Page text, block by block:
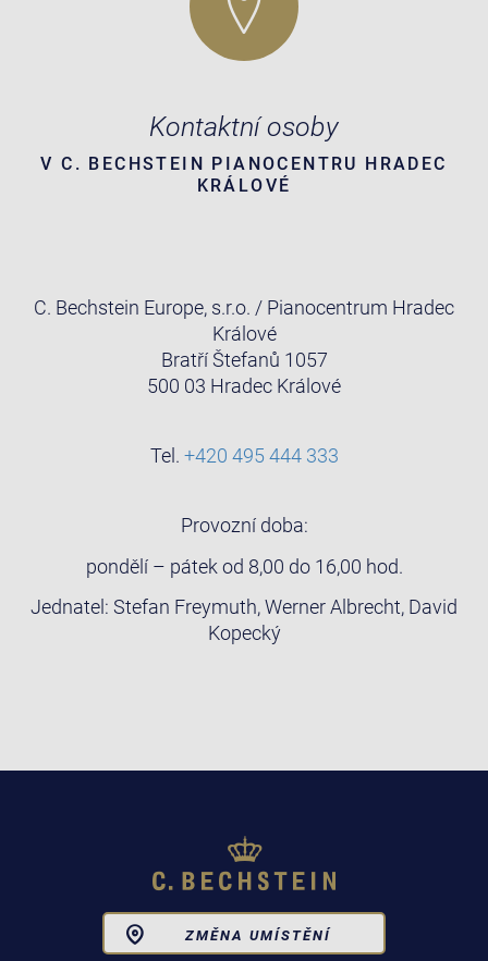
Kontaktní osoby
V C. BECHSTEIN PIANOCENTRU HRADEC
KRÁLOVÉ
C. Bechstein Europe, s.r.o. / Pianocentrum Hradec
Králové
Bratří Štefanů 1057
500 03 Hradec Králové
Tel. +420 495 444 333
Provozní doba:
pondělí – pátek od 8,00 do 16,00 hod.
Jednatel: Stefan Freymuth, Werner Albrecht, David
Kopecký
ZMĚNA UMÍSTĚNÍ